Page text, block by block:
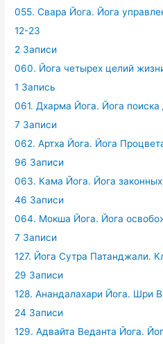
055. Свара Йога. Йога
12-23
2 Записи
060. Йога четырех целий
1 Запись
061. Дхарма Йога. Йога
7 Записи
062. Артха Йога. Йога
96 Записи
063. Кама Йога. Йога
46 Записи
064. Мокша Йога. Йога
7 Записи
127. Йога Сутра Патанджали.
29 Записи
128. Анандалахари Йога. Шри
24 Записи
129. Адвайта Веданта Йога.